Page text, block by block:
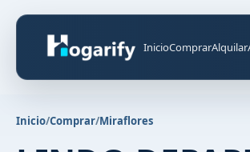
InicioComprarAlquilar
Inicio/Comprar/Miraflores